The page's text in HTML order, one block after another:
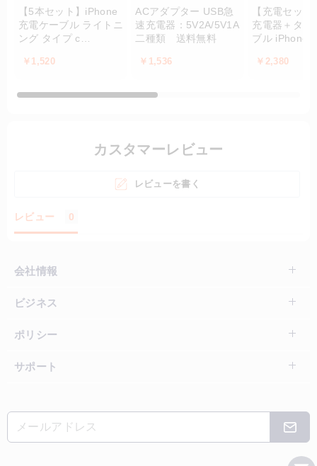
【5本セット】iPhone
充電ケーブル ライトニ
ング タイプ c
￥1,520
ACアダプター USB急
速充電器：5V2A/5V1A
二種類 送料無料
￥1,536
【充電セッ
充電器＋タイ
ブル
証】
￥2,380
カスタマーレビュー
レビューを書く
レビュー 0
会社情報
ビジネス
ポリシー
サポート